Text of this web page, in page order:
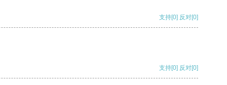
支持[0] 反对[0]
支持[0] 反对[0]